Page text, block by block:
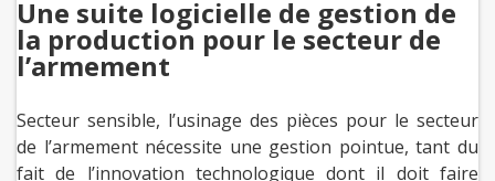
Une suite logicielle de gestion de
la production pour le secteur de
l’armement
Secteur sensible, l’usinage des pièces pour le secteur
de l’armement nécessite une gestion pointue, tant du
fait de l’innovation technologique dont il doit faire